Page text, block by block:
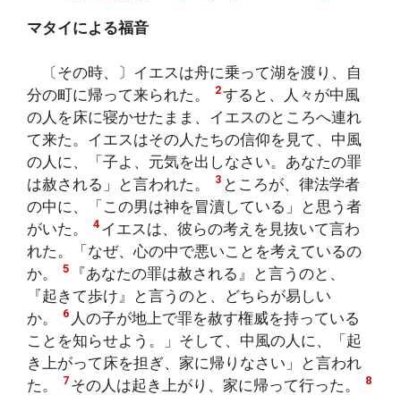
マタイによる福音
〔その時、〕イエスは舟に乗って湖を渡り、自
分の町に帰って来られた。
2すると、人々が中風
の人を床に寝かせたまま、イエスのところへ連れ
て来た。イエスはその人たちの信仰を見て、中風
の人に、「子よ、元気を出しなさい。あなたの罪
は赦される」と言われた。
3 ところが、律法学者
の中に、「この男は神を冒瀆している」と思う者
がいた。
4 イエスは、彼らの考えを見抜いて言わ
れた。「なぜ、心の中で悪いことを考えているの
か。
5
『あなたの罪は赦される』と言うのと、
『起きて歩け』と言うのと、どちらが易しい
か。
6 人の子が地上で罪を赦す権威を持っている
ことを知らせよう。」そして、中風の人に、「起
き上がって床を担ぎ、家に帰りなさい」と言われ
た。
7 その人は起き上がり、家に帰って行った。 8